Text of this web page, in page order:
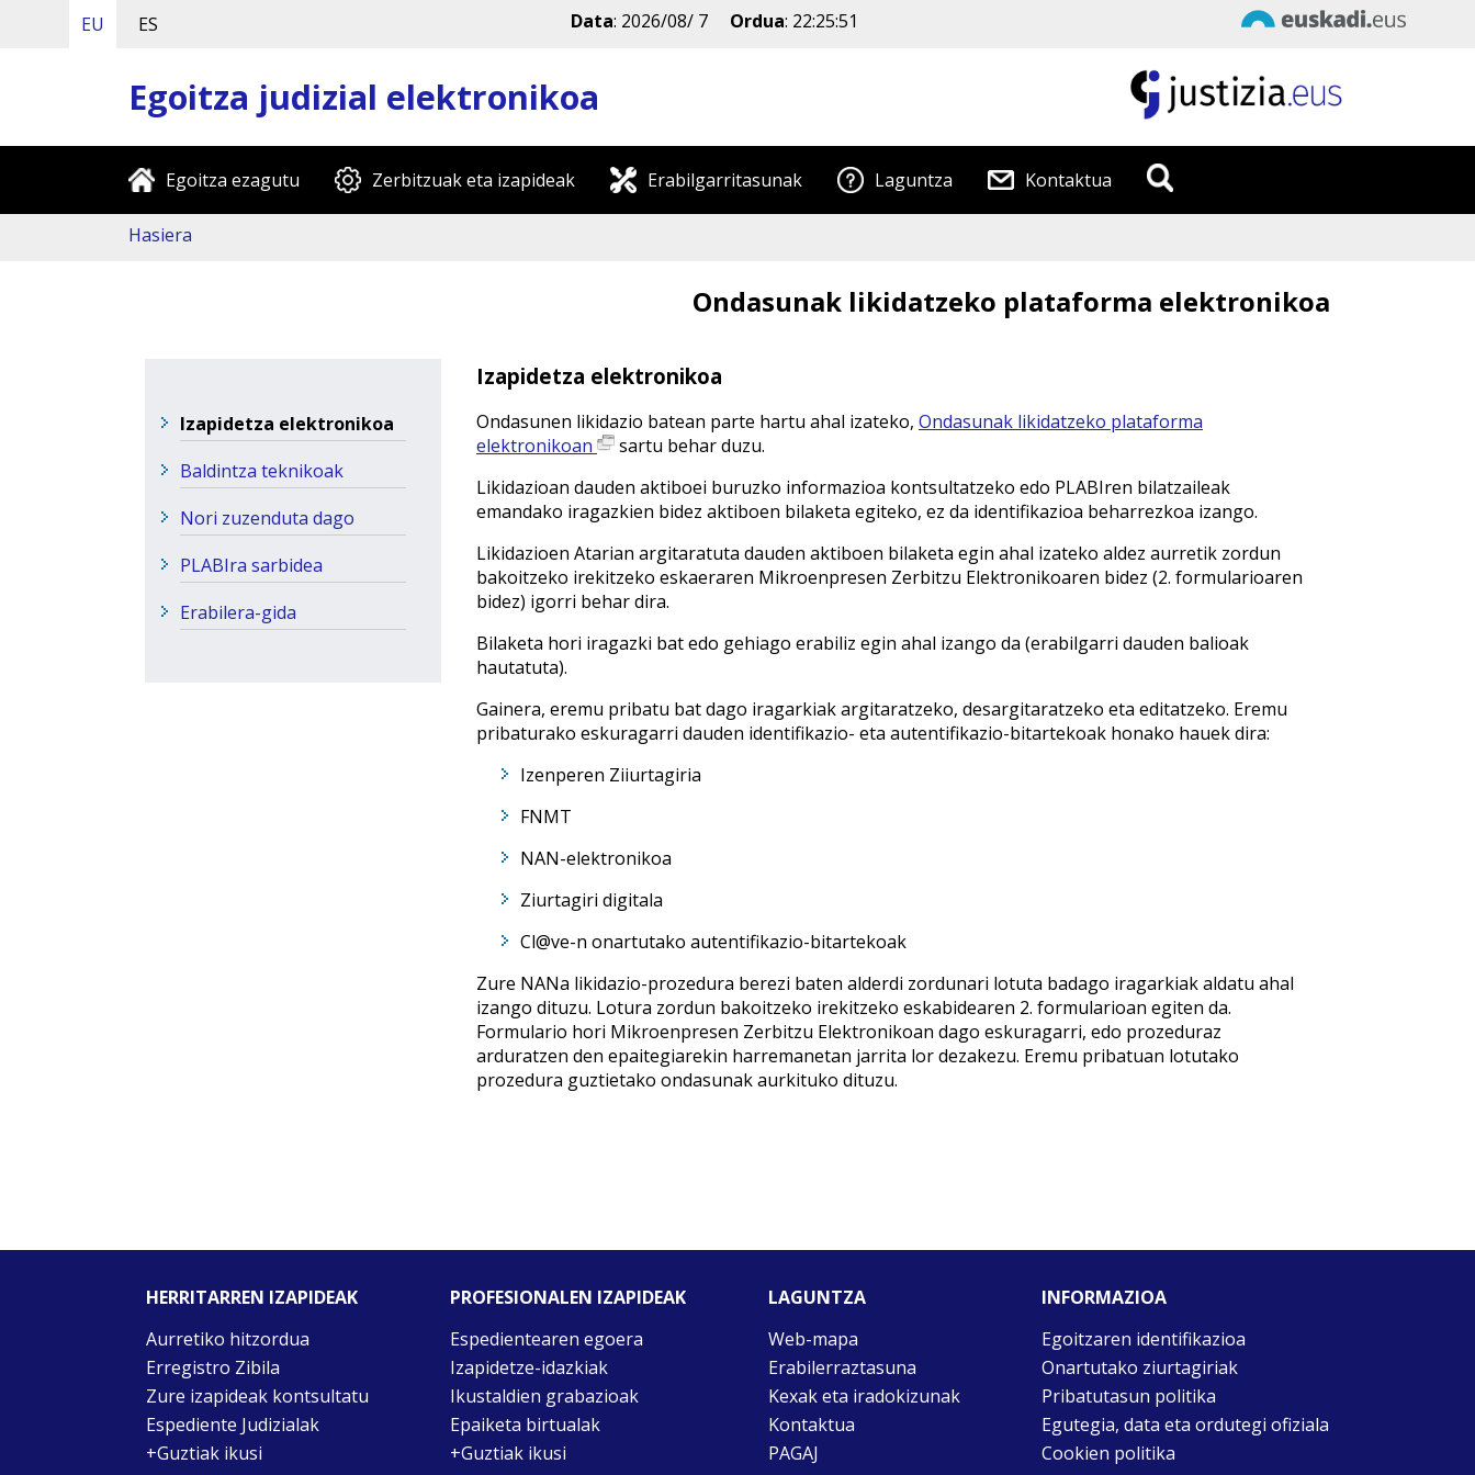
EU ES Data: 2026/08/ 7 Ordua: 22:25:51
Egoitza judizial elektronikoa
Egoitza ezagutu Zerbitzuak eta izapideak Erabilgarritasunak Laguntza Kontaktua
Hasiera
Ondasunak likidatzeko plataforma elektronikoa
Izapidetza elektronikoa
Baldintza teknikoak
Nori zuzenduta dago
PLABIra sarbidea
Erabilera-gida
Izapidetza elektronikoa
Ondasunen likidazio batean parte hartu ahal izateko, Ondasunak likidatzeko plataforma
elektronikoan
sartu behar duzu.
Likidazioan dauden aktiboei buruzko informazioa kontsultatzeko edo PLABIren bilatzaileak
emandako iragazkien bidez aktiboen bilaketa egiteko, ez da identifikazioa beharrezkoa izango.
Likidazioen Atarian argitaratuta dauden aktiboen bilaketa egin ahal izateko aldez aurretik zordun
bakoitzeko irekitzeko eskaeraren Mikroenpresen Zerbitzu Elektronikoaren bidez (2. formularioaren
bidez) igorri behar dira.
Bilaketa hori iragazki bat edo gehiago erabiliz egin ahal izango da (erabilgarri dauden balioak
hautatuta).
Gainera, eremu pribatu bat dago iragarkiak argitaratzeko, desargitaratzeko eta editatzeko. Eremu
pribaturako eskuragarri dauden identifikazio- eta autentifikazio-bitartekoak honako hauek dira:
Izenperen Ziiurtagiria
FNMT
NAN-elektronikoa
Ziurtagiri digitala
Cl@ve-n onartutako autentifikazio-bitartekoak
Zure NANa likidazio-prozedura berezi baten alderdi zordunari lotuta badago iragarkiak aldatu ahal
izango dituzu. Lotura zordun bakoitzeko irekitzeko eskabidearen 2. formularioan egiten da.
Formulario hori Mikroenpresen Zerbitzu Elektronikoan dago eskuragarri, edo prozeduraz
arduratzen den epaitegiarekin harremanetan jarrita lor dezakezu. Eremu pribatuan lotutako
prozedura guztietako ondasunak aurkituko dituzu.
HERRITARREN IZAPIDEAK
Aurretiko hitzordua
Erregistro Zibila
Zure izapideak kontsultatu
Espediente Judizialak
+Guztiak ikusi
PROFESIONALEN IZAPIDEAK
Espedientearen egoera
Izapidetze-idazkiak
Ikustaldien grabazioak
Epaiketa birtualak
+Guztiak ikusi
LAGUNTZA
Web-mapa
Erabilerraztasuna
Kexak eta iradokizunak
Kontaktua
PAGAJ
INFORMAZIOA
Egoitzaren identifikazioa
Onartutako ziurtagiriak
Pribatutasun politika
Egutegia, data eta ordutegi ofiziala
Cookien politika